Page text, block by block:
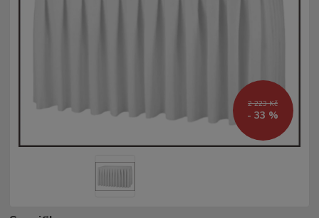
2 223 Kč
- 33 %